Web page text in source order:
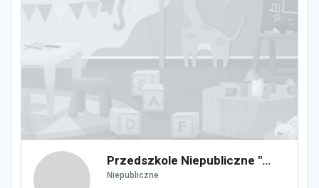
Przedszkole Niepubliczne "Kubuś Puchatek" w Głogowie
Niepubliczne